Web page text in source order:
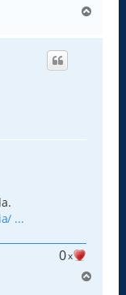
r
...
0x